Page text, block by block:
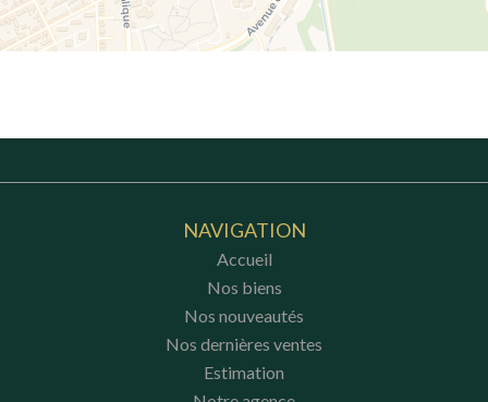
NAVIGATION
Accueil
Nos biens
Nos nouveautés
Nos dernières ventes
Estimation